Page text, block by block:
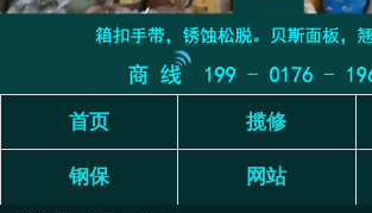
首页 揽修
钢保 网站